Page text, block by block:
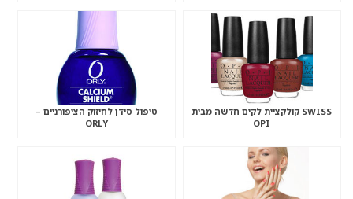
SWISS קולקציית לקים חדשה מבית
OPI
טיפול סידן לחיזוק הציפורניים –
ORLY